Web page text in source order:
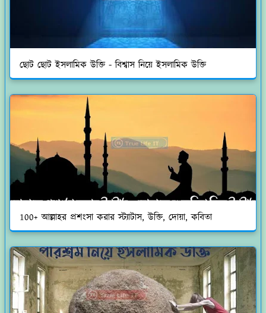
ছোট ছোট ইসলামিক উক্তি - বিশ্বাস নিয়ে ইসলামিক উক্তি
100+ আল্লাহর প্রশংসা করার স্ট্যাটাস, উক্তি, দোয়া, কবিতা